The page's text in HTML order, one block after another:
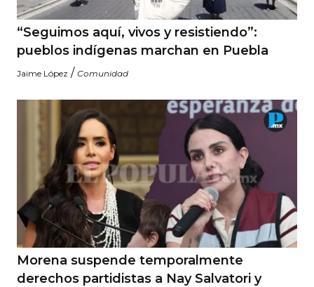
“Seguimos aquí, vivos y resistiendo”:
pueblos indígenas marchan en Puebla
Jaime López / Comunidad
Morena suspende temporalmente
derechos partidistas a Nay Salvatori y